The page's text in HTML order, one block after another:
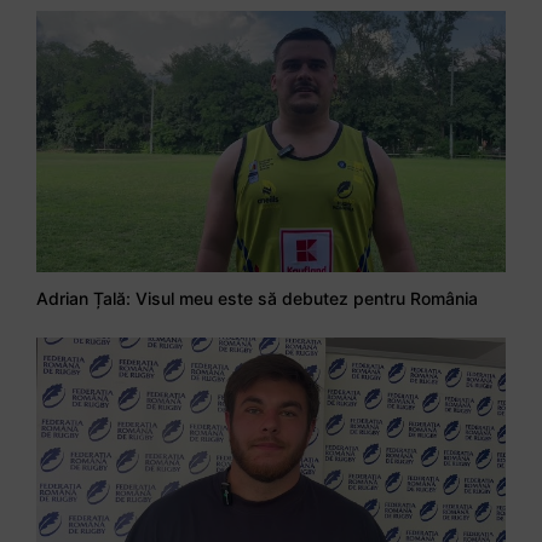
Adrian Țală: Visul meu este să debutez pentru România